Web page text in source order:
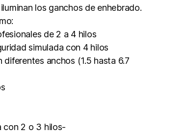
los ganchos de enhebrado.
de 2 a 4 hilos
simulada con 4 hilos
anchos (1.5 hasta 6.7
con 2 o 3 hilos-